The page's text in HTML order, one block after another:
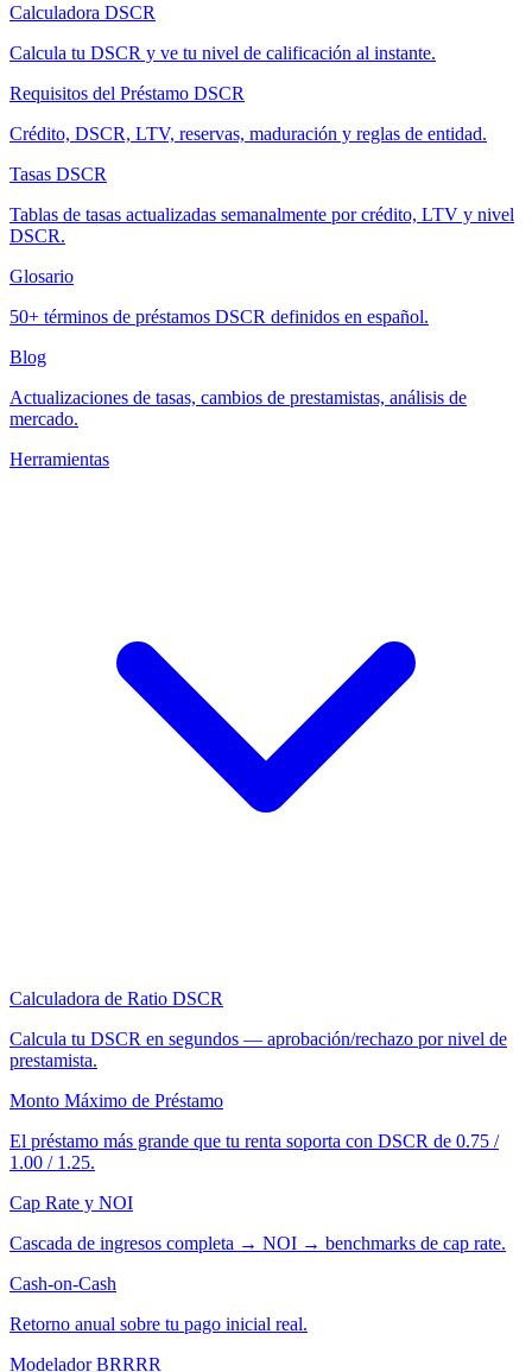
Calculadora DSCR
Calcula tu DSCR y ve tu nivel de calificación al instante.
Requisitos del Préstamo DSCR
Crédito, DSCR, LTV, reservas, maduración y reglas de entidad.
Tasas DSCR
Tablas de tasas actualizadas semanalmente por crédito, LTV y nivel
DSCR.
Glosario
50+ términos de préstamos DSCR definidos en español.
Blog
Actualizaciones de tasas, cambios de prestamistas, análisis de
mercado.
Herramientas
Calculadora de Ratio DSCR
Calcula tu DSCR en segundos — aprobación/rechazo por nivel de
prestamista.
Monto Máximo de Préstamo
El préstamo más grande que tu renta soporta con DSCR de 0.75 /
1.00 / 1.25.
Cap Rate y NOI
Cascada de ingresos completa → NOI → benchmarks de cap rate.
Cash-on-Cash
Retorno anual sobre tu pago inicial real.
Modelador BRRRR